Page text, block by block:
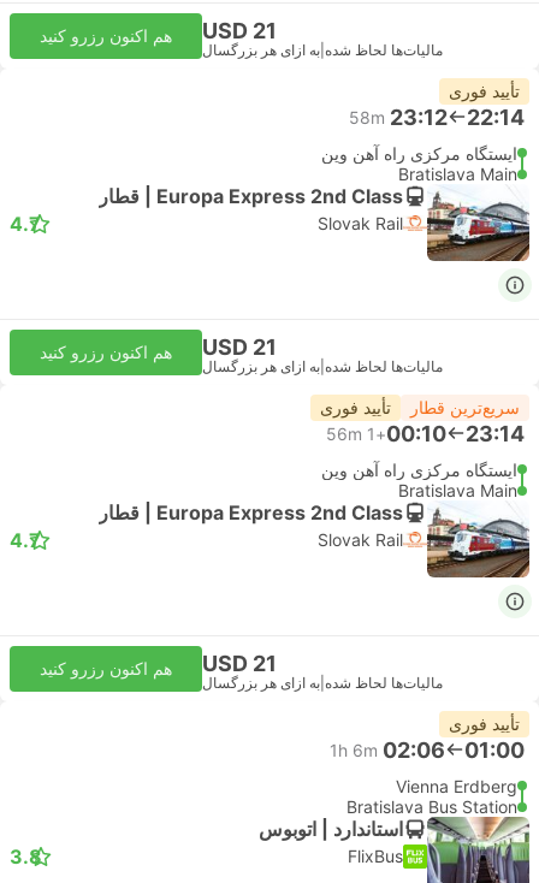
USD 21
مالیات‌ها لحاظ شده به ازای هر بزرگسال
هم اکنون رزرو کنید
تأیید فوری
22:14
23:12
58m
ایستگاه مرکزی راه آهن وین
Bratislava Main
Europa Express 2nd Class | قطار
Slovak Rail
4.7
USD 21
مالیات‌ها لحاظ شده به ازای هر بزرگسال
هم اکنون رزرو کنید
سریع‌ترین قطار تأیید فوری
23:14
00:10
+1
56m
ایستگاه مرکزی راه آهن وین
Bratislava Main
Europa Express 2nd Class | قطار
Slovak Rail
4.7
USD 21
مالیات‌ها لحاظ شده به ازای هر بزرگسال
هم اکنون رزرو کنید
تأیید فوری
01:00
02:06
1h 6m
Vienna Erdberg
Bratislava Bus Station
استاندارد | اتوبوس
FlixBus
3.8